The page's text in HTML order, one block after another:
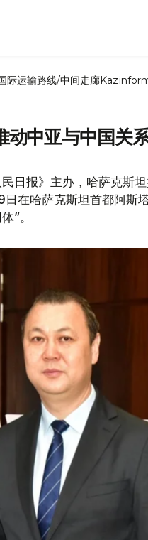
际运输路线/中间走廊
动中亚与中国关
日报》主办，哈萨克斯
在哈萨克斯坦首都阿斯
”。